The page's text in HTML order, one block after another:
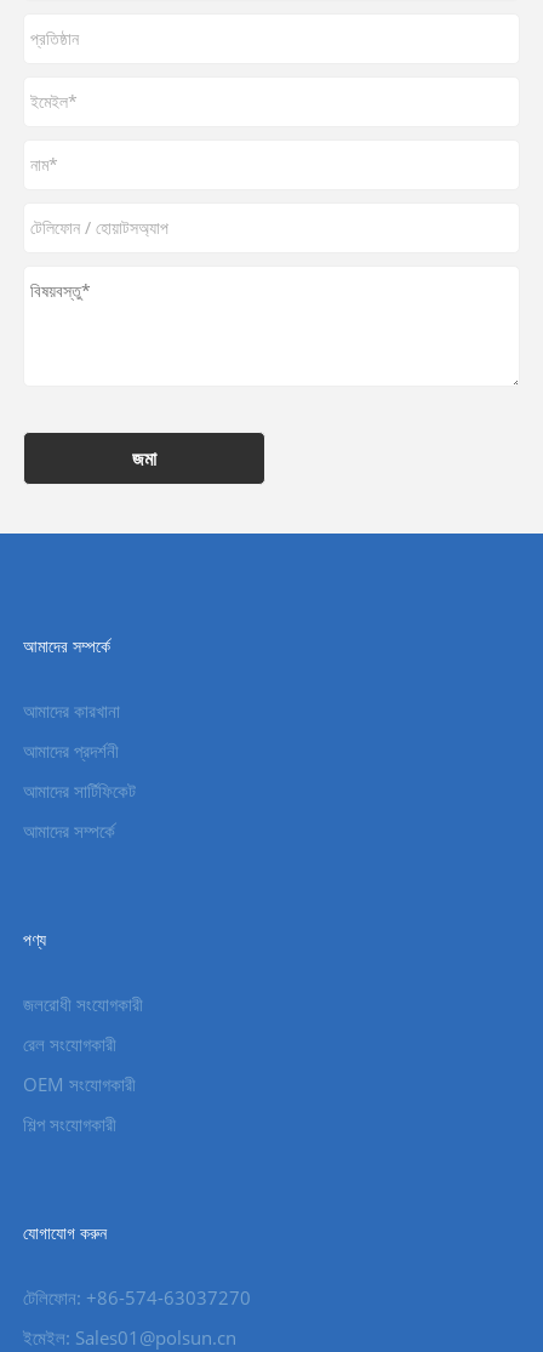
জমা
আমাদের সম্পর্কে
আমাদের কারখানা
আমাদের প্রদর্শনী
আমাদের সার্টিফিকেট
আমাদের সম্পর্কে
পণ্য
জলরোধী সংযোগকারী
রেল সংযোগকারী
OEM সংযোগকারী
শিল্প সংযোগকারী
যোগাযোগ করুন
টেলিফোন: +86-574-63037270
ইমেইল: Sales01@polsun.cn